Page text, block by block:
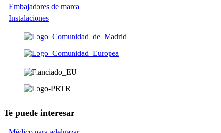
Embajadores de marca
Instalaciones
Te puede interesar